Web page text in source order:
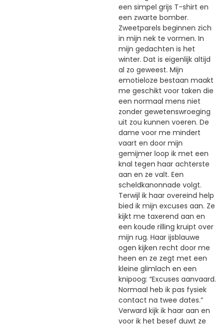
een simpel grijs T-shirt en
een zwarte bomber.
Zweetparels beginnen zich
in mijn nek te vormen. In
mijn gedachten is het
winter. Dat is eigenlijk altijd
al zo geweest. Mijn
emotieloze bestaan maakt
me geschikt voor taken die
een normaal mens niet
zonder gewetenswroeging
uit zou kunnen voeren. De
dame voor me mindert
vaart en door mijn
gemijmer loop ik met een
knal tegen haar achterste
aan en ze valt. Een
scheldkanonnade volgt.
Terwijl ik haar overeind help
bied ik mijn excuses aan. Ze
kijkt me taxerend aan en
een koude rilling kruipt over
mijn rug. Haar ijsblauwe
ogen kijken recht door me
heen en ze zegt met een
kleine glimlach en een
knipoog: “Excuses aanvaard.
Normaal heb ik pas fysiek
contact na twee dates.”
Verward kijk ik haar aan en
voor ik het besef duwt ze